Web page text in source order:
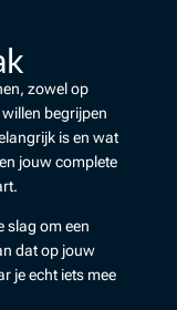
zowel op
begrijpen
is en wat
jouw complete
slag om een
dat op jouw
je echt iets mee